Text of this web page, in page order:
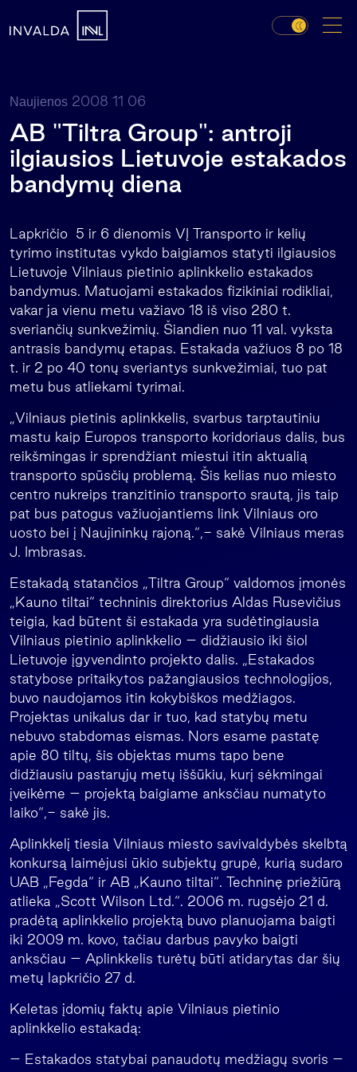
Naujienos 2008 11 06
AB "Tiltra Group": antroji
ilgiausios Lietuvoje estakados
bandymų diena
Lapkričio 5 ir 6 dienomis VĮ Transporto ir kelių
tyrimo institutas vykdo baigiamos statyti ilgiausios
Lietuvoje Vilniaus pietinio aplinkkelio estakados
bandymus. Matuojami estakados fizikiniai rodikliai,
vakar ja vienu metu važiavo 18 iš viso 280 t.
sveriančių sunkvežimių. Šiandien nuo 11 val. vyksta
antrasis bandymų etapas. Estakada važiuos 8 po 18
t. ir 2 po 40 tonų sveriantys sunkvežimiai, tuo pat
metu bus atliekami tyrimai.
„Vilniaus pietinis aplinkkelis, svarbus tarptautiniu
mastu kaip Europos transporto koridoriaus dalis, bus
reikšmingas ir sprendžiant miestui itin aktualią
transporto spūsčių problemą. Šis kelias nuo miesto
centro nukreips tranzitinio transporto srautą, jis taip
pat bus patogus važiuojantiems link Vilniaus oro
uosto bei į Naujininkų rajoną.“,- sakė Vilniaus meras
J. Imbrasas.
Estakadą statančios „Tiltra Group“ valdomos įmonės
„Kauno tiltai“ techninis direktorius Aldas Rusevičius
teigia, kad būtent ši estakada yra sudėtingiausia
Vilniaus pietinio aplinkkelio – didžiausio iki šiol
Lietuvoje įgyvendinto projekto dalis. „Estakados
statybose pritaikytos pažangiausios technologijos,
buvo naudojamos itin kokybiškos medžiagos.
Projektas unikalus dar ir tuo, kad statybų metu
nebuvo stabdomas eismas. Nors esame pastatę
apie 80 tiltų, šis objektas mums tapo bene
didžiausiu pastarųjų metų iššūkiu, kurį sėkmingai
įveikėme – projektą baigiame anksčiau numatyto
laiko“,- sakė jis.
Aplinkkelį tiesia Vilniaus miesto savivaldybės skelbtą
konkursą laimėjusi ūkio subjektų grupė, kurią sudaro
UAB „Fegda“ ir AB „Kauno tiltai“. Techninę priežiūrą
atlieka „Scott Wilson Ltd.“. 2006 m. rugsėjo 21 d.
pradėtą aplinkkelio projektą buvo planuojama baigti
iki 2009 m. kovo, tačiau darbus pavyko baigti
anksčiau – Aplinkkelis turėtų būti atidarytas dar šių
metų lapkričio 27 d.
Keletas įdomių faktų apie Vilniaus pietinio
aplinkkelio estakadą:
– Estakados statybai panaudotų medžiagų svoris –